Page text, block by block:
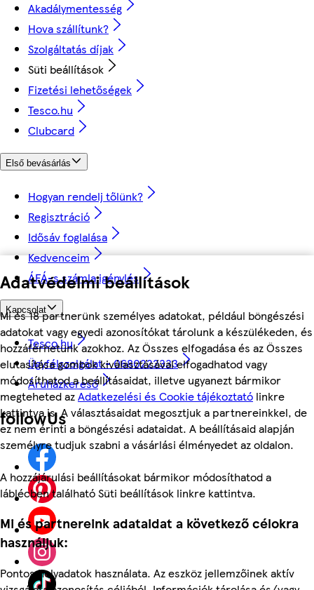
Adatvédelmi beállítások
Mi és 18 partnerünk személyes adatokat, például böngészési
adatokat vagy egyedi azonosítókat tárolunk a készülékeden, és
hozzáférhetünk azokhoz. Az Összes elfogadása és az Összes
elutasítása gombok kiválasztásával elfogadhatod vagy
módosíthatod a beállításaidat, illetve ugyanezt bármikor
megteheted azAdatkezelési és Cookie tájékoztató linkre
kattintva is. A választásaidat megosztjuk a partnereinkkel, de
ez nem érinti a böngészési adataidat. A beállításaid alapján
személyre tudjuk szabni a vásárlási élményedet az oldalon.
A hozzájárulási beállításokat bármikor módosíthatod a
láblécben található Süti beállítások linkre kattintva.
Mi és partnereink adataidat a következő célokra
használjuk:
Pontos helyadatok használata. Az eszköz jellemzőinek aktív
Akadálymentesség
Hova szállítunk?
Szolgáltatás díjak
Süti beállítások
Fizetési lehetőségek
Tesco.hu
Clubcard
Első bevásárlás
Hogyan rendelj tőlünk?
Regisztráció
Idősáv foglalása
Kedvenceim
ÁFÁ-s számla igénylés
Kapcsolat
Tesco.hu
Ügyfélszolgálat - 0680222333
Áruházkereső
followUs